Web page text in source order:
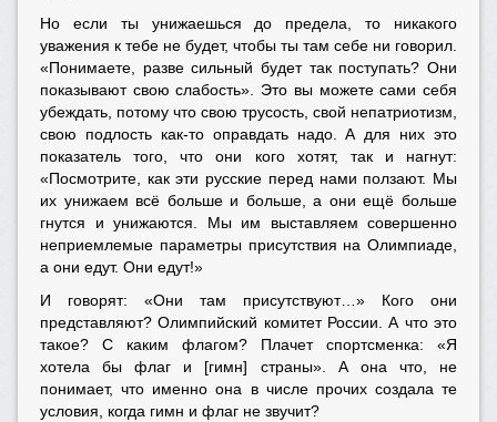
Но если ты унижаешься до предела, то никакого
уважения к тебе не будет, чтобы ты там себе ни говорил.
«Понимаете, разве сильный будет так поступать? Они
показывают свою слабость». Это вы можете сами себя
убеждать, потому что свою трусость, свой непатриотизм,
свою подлость как-то оправдать надо. А для них это
показатель того, что они кого хотят, так и нагнут:
«Посмотрите, как эти русские перед нами ползают. Мы
их унижаем всё больше и больше, а они ещё больше
гнутся и унижаются. Мы им выставляем совершенно
неприемлемые параметры присутствия на Олимпиаде,
а они едут. Они едут!»
И говорят: «Они там присутствуют…» Кого они
представляют? Олимпийский комитет России. А что это
такое? С каким флагом? Плачет спортсменка: «Я
хотела бы флаг и [гимн] страны». А она что, не
понимает, что именно она в числе прочих создала те
условия, когда гимн и флаг не звучит?